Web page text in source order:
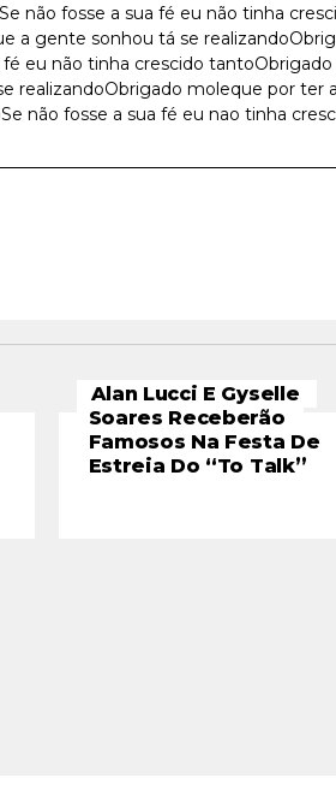
não fosse a sua fé eu não tinha
a gente sonhou tá se
eu não tinha crescido
realizandoObrigado moleque por ter
não fosse a sua fé eu nao tinha
Alan Lucci E Gyselle
Soares Receberão
Famosos Na Festa De
Estreia Do “To Talk”